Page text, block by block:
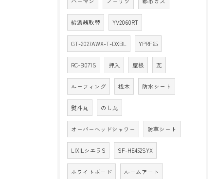
給湯器取替 YV2060RT
GT-2027AWX-T-DXBL YPRF65
RC-B071S 押入 屋根 瓦
ルーフィング 桟木 防水シート
熨斗瓦 のし瓦
オーバーヘッドシャワー 防草シート
LIXILシエラS SF-HE452SYX
ホワイトボード ルームアート